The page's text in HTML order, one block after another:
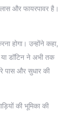
और फायरपावर है।
होगा। उन्होंने कहा,
डॉटिन ने अभी तक
पास और सुधार की
की भूमिका की